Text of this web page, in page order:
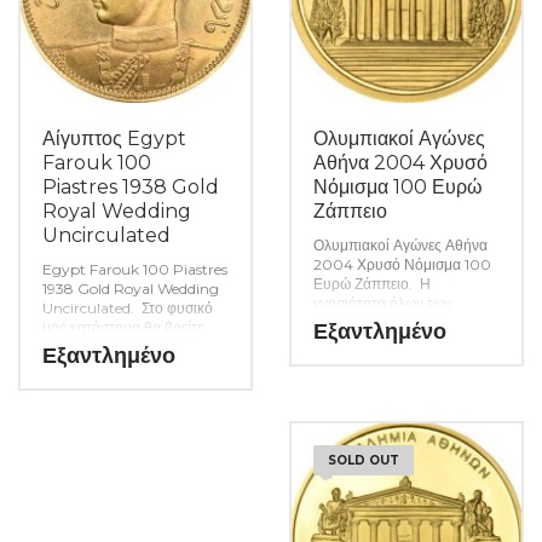
7,98 γρ.
Μορφή στεφάνης:
οδόντωση
Υλικό:
χρυσός 917‰ (Au),
άργυρος 53‰ (Ag)
ξύλινο κουτί με
πιστοποιητικό γνησιότητας
Μέγιστη ποσότητα
τύπωσης:
750 τεμάχια
Ποιότητα τύπωσης:
Καλλιτέχνης:
Γ. Σταματόπουλος
Αίγυπτος Egypt
Farouk 100
Piastres 1938 Gold
Royal Wedding
Uncirculated
Egypt Farouk 100 Piastres
1938 Gold Royal Wedding
Uncirculated. Στο φυσικό
μας κατάστημα θα βρείτε
μεγάλη ποικιλία ελληνικών
και ξένων νομισμάτων και
Εξαντλημένο
Ολυμπιακοί Αγώνες
Αθήνα 2004 Χρυσό
Νόμισμα 100 Ευρώ
Ζάππειο
Ολυμπιακοί Αγώνες Αθήνα
2004 Χρυσό Νόμισμα 100
Ευρώ Ζάππειο. Η
γνησιότητα όλων των
προϊόντων μας είναι
εγγυημένη εφ όρου ζωής
Εξαντλημένο
SOLD OUT